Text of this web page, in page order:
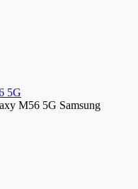
5G
M56 5G Samsung